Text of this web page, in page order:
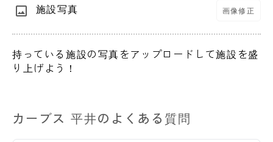
施設写真 画像修正
持っている施設の写真をアップロードして施設を盛
り上げよう！
カーブス 平井のよくある質問